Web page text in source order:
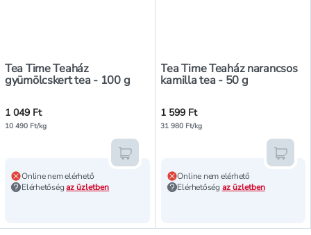
Tea Time Teaház
gyümölcskert tea - 100 g
1 049 Ft
10 490 Ft/kg
Online nem elérhető
Elérhetőségaz üzletben
Kosárba teszem
Tea Time Teaház narancsos
kamilla tea - 50 g
1 599 Ft
31 980 Ft/kg
Online nem elérhető
Elérhetőség az üzletben